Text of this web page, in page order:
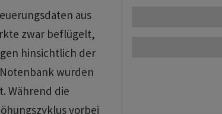
aus
zwar beflügelt,
hinsichtlich der
wurden
Während die
vorbei